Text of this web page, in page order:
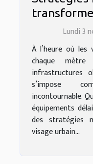
en espaces
Lundi 3
À l’heure où les
chaque
infrastructures
s’impose
incontournable.
équipements
des stratégies
visage urbain...